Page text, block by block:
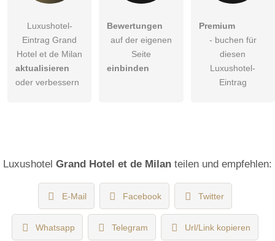
Luxushotel-
Eintrag Grand
Hotel et de Milan
aktualisieren
oder verbessern
Bewertungen
auf der eigenen
Seite
einbinden
Premium
- buchen für
diesen
Luxushotel-
Eintrag
Luxushotel Grand Hotel et de Milan teilen und empfehlen:
E-Mail Facebook Twitter
Whatsapp Telegram Url/Link kopieren